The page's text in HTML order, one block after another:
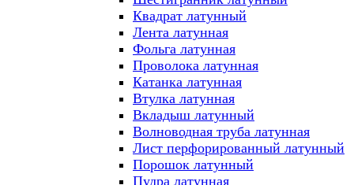
Квадрат латунный
Лента латунная
Фольга латунная
Проволока латунная
Катанка латунная
Втулка латунная
Вкладыш латунный
Волноводная труба латунная
Лист перфорированный латунный
Порошок латунный
Пудра латунная